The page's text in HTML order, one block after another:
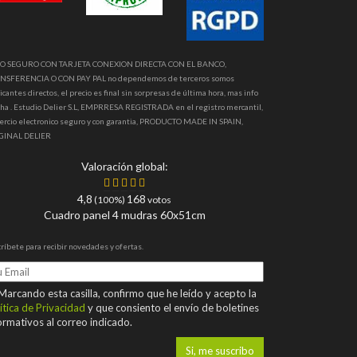
SEGURO CON TARJETA CONEXION DIRECTA CON EL BANCO,
O CON PAY PAL no dependemos de terceros somos
directos, el precio es final sin sorpresas de última hora, mas info
. Estudio Delier S.L, EMPRRESA REGISTRADA en el registro mercantil,
electronico seguro y con garantia, PRODUCTO MADE IN SPAIN,
DELIER
Valoración global:
4,8 (100%) 168 votos
Cuadro panel 4 mudras 60x51cm
para recibir novedades y ofertas.
esta casilla, confirmo que he leído y acepto la
de Privacidad y que consiento el envío de boletines
al correo indicado.